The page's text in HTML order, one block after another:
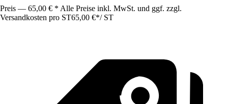
Preis — 65,00 € * Alle Preise inkl. MwSt. und ggf. zzgl.
Versandkosten pro ST65,00 €*/ ST